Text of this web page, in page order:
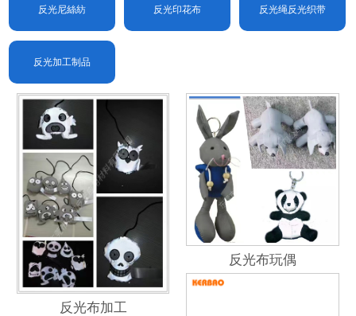
反光尼絲紡 反光印花布 反光绳反光织带
反光加工制品
反光布加工
反光布玩偶